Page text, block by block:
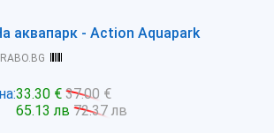
аквапарк - Action Aquapark
33.30 € 37.00 €
65.13 лв 72.37 лв